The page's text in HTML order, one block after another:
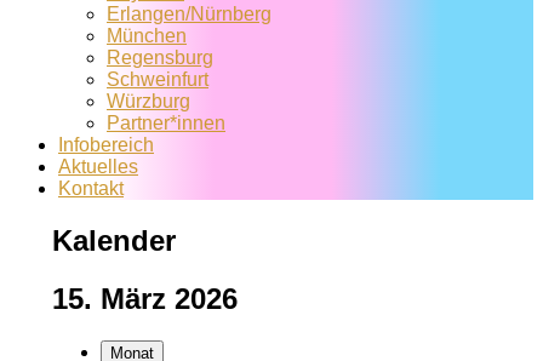
Erlangen/Nürnberg
München
Regensburg
Schweinfurt
Würzburg
Partner*innen
Infobereich
Aktuelles
Kontakt
Kalender
15. März 2026
Monat